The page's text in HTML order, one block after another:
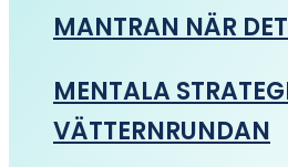
MANTRAN NÄR
MENTALA
VÄTTERNRUNDAN